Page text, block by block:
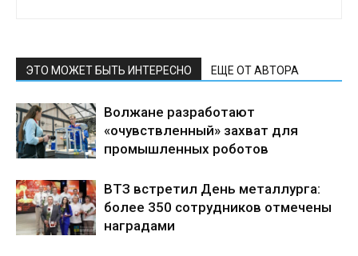
ЭТО МОЖЕТ БЫТЬ ИНТЕРЕСНО ЕЩЕ ОТ АВТОРА
Волжане разработают
«очувствленный» захват для
промышленных роботов
ВТЗ встретил День металлурга:
более 350 сотрудников отмечены
наградами